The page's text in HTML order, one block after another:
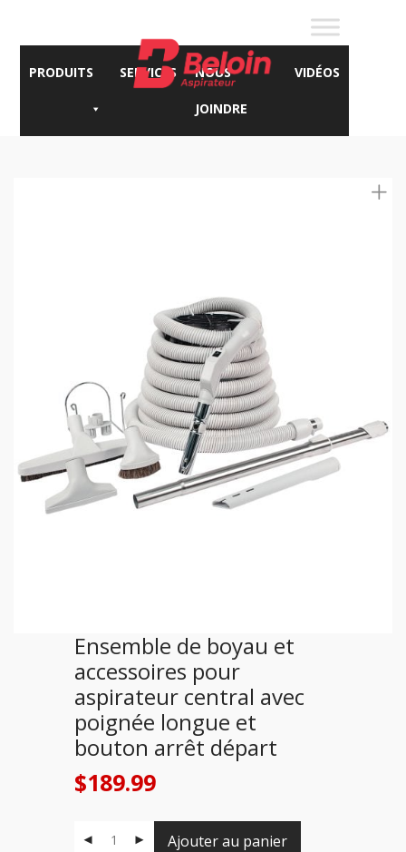
PRODUITS SERVICES NOUS
JOINDRE
VIDÉOS
Ensemble de boyau et
accessoires pour
aspirateur central avec
poignée longue et
bouton arrêt départ
$189.99
Ajouter au panier